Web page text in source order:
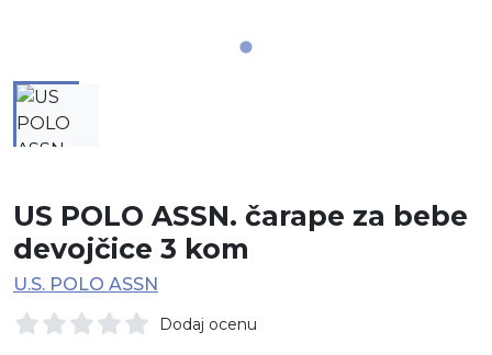
US POLO ASSN. čarape za bebe
devojčice 3 kom
U.S. POLO ASSN
Dodaj ocenu